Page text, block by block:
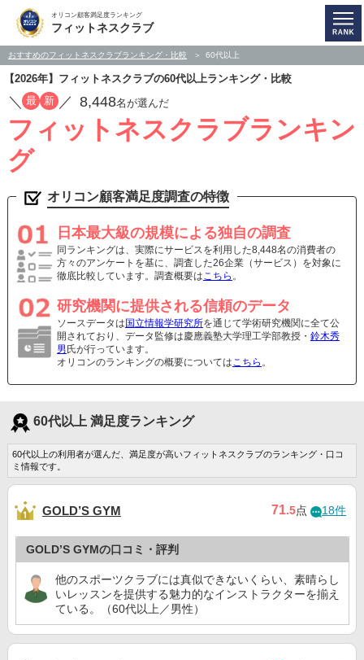
オリコン顧客満足度ランキング
フィットネスクラブ
おすすめのフィットネスクラブランキング・比較 60代以上
【2026年】フィットネスクラブの60代以上ランキング・比較
／ 最 新 ／ 8,448名が選んだ
フィットネスクラブランキン
グ
オリコン顧客満足度調査の特徴
日本最大級の規模による独自の調査
同ランキングは、実際にサービスを利用した8,448名の消費者の
方々のアンケートを基に、調査した26企業（サービス）を対象に
徹底比較しています。調査概要はこちら 。
研究機関に提供される信頼のデータ
ソースデータは 国立情報学研究所を通じて学術研究機関に全て公
開されており、データ監修は慶應義塾大学理工学部教授・ 鈴木秀
男 氏が行っています。
オリコンのランキングの概要についてはこちら 。
60代以上 満足度ランキング
60代以上の利用者が選んだ、満足度が高いフィットネスクラブのランキング・口コ
ミ情報です。
GOLD’S GYM 71.5点 18件
GOLD’S GYMの口コミ・評判
他のスポーツクラブには真似できないくらい、素晴らし
いレッスンを提供する魅力的なインストラクターを揃え
ている。（60代以上／男性）